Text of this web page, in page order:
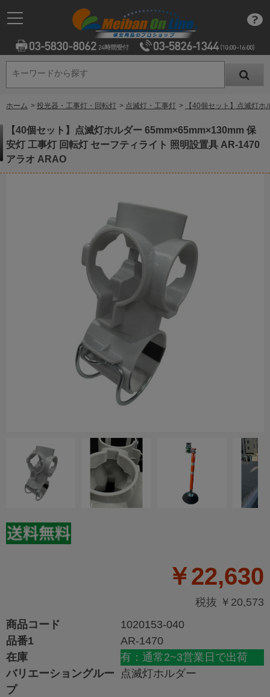
キーワードから探す
キーワードから探す
ホーム > 投光器・工事灯・回転灯 > 点滅灯・工事灯 > 【40個セット】点滅灯
【40個セット】点滅灯ホルダー 65mm×65mm×130mm 保
安灯 工事灯 回転灯 セーフティライト 照明設置具 AR-1470
アラオ ARAO
￥22,630
税抜 ￥20,573
商品コード
1020153-040
品番1
AR-1470
在庫
有：通常2~3営業日で出荷
バリエーショングルー
プ
点滅灯ホルダー